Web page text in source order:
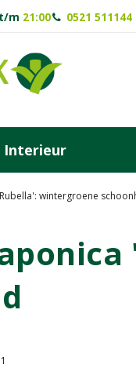
wintergroene
t/m 21:00 0521 511144
Interieur